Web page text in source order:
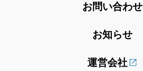
お問い合わせ
お知らせ
運営会社